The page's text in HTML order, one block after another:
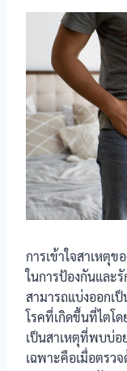
การเข้าใจสาเหตุ
ในการป้องกันและ
สามารถแบ่งออกเ
โรคที่เกิดขึ้นที่ไตโด
เป็นสาเหตุที่พบบ่อ
เฉพาะคือเมื่อตรว